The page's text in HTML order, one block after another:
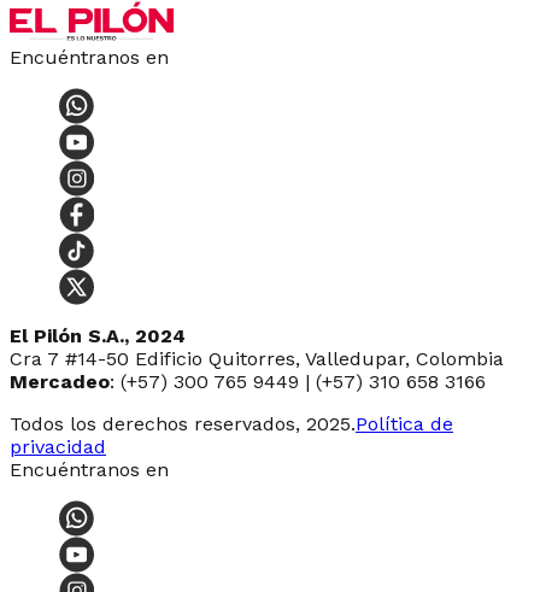
Encuéntranos en
El Pilón S.A., 2024
Cra 7 #14-50 Edificio Quitorres, Valledupar, Colombia
Mercadeo: (+57) 300 765 9449 | (+57) 310 658 3166
Todos los derechos reservados, 2025.Política de
privacidad
Encuéntranos en